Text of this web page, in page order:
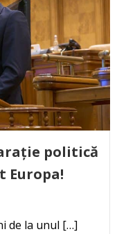
politică
Europa!
de la unul […]